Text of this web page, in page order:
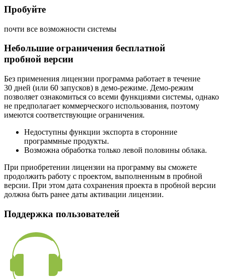
Пробуйте
почти все возможности системы
Небольшие ограничения бесплатной
пробной версии
Без применения лицензии программа работает в течение
30 дней (или 60 запусков) в демо-режиме. Демо-режим
позволяет ознакомиться со всеми функциями системы, однако
не предполагает коммерческого использования, поэтому
имеются соответствующие ограничения.
Недоступны функции экспорта в сторонние
программные продукты.
Возможна обработка только левой половины облака.
При приобретении лицензии на программу вы сможете
продолжить работу с проектом, выполненным в пробной
версии. При этом дата сохранения проекта в пробной версии
должна быть ранее даты активации лицензии.
Поддержка пользователей